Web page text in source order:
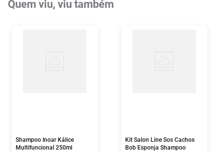
Quem viu, viu também
Shampoo Inoar Kálice
Multifuncional 250ml
Kit Salon Line Sos Cachos
Bob Esponja Shampoo